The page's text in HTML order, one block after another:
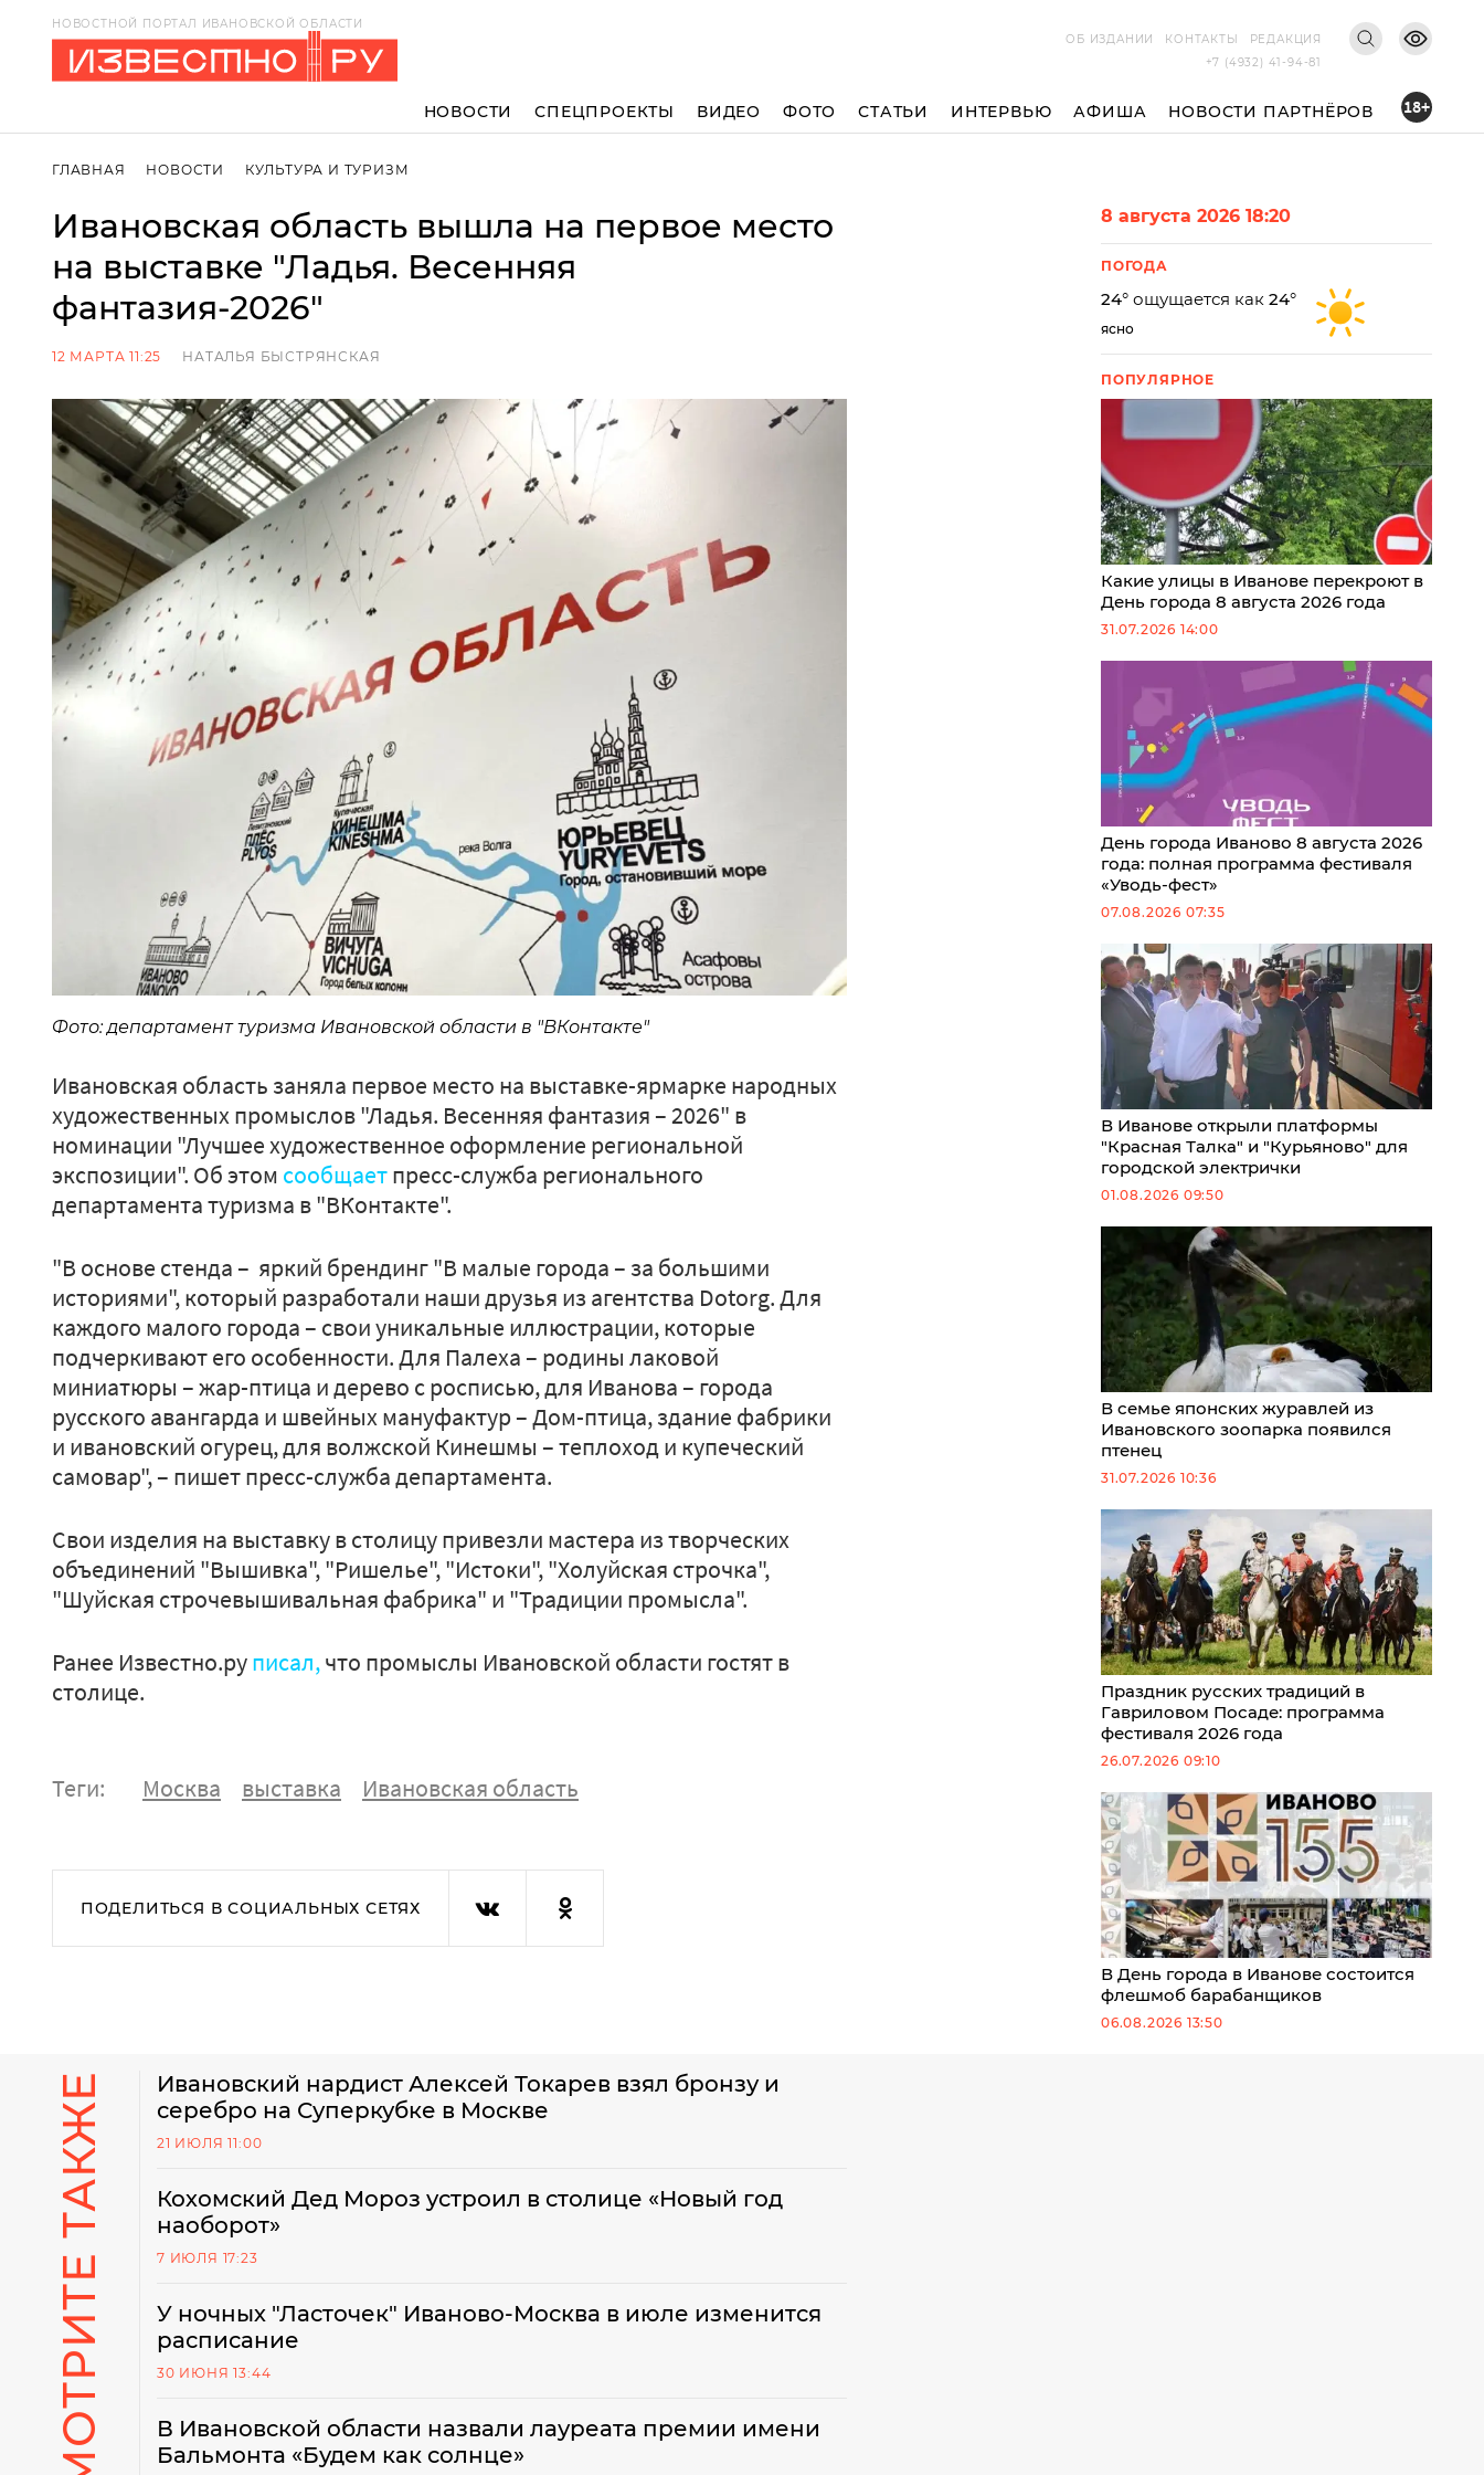
НОВОСТНОЙ ПОРТАЛ ИВАНОВСКОЙ ОБЛАСТИ
ОБ ИЗДАНИИ
КОНТАКТЫ
РЕДАКЦИЯ
+7 (4932) 41-94-81
НОВОСТИ СПЕЦПРОЕКТЫ ВИДЕО ФОТО СТАТЬИ ИНТЕРВЬЮ АФИША НОВОСТИ ПАРТНЁРОВ 18+
ГЛАВНАЯ НОВОСТИ КУЛЬТУРА И ТУРИЗМ
Ивановская область вышла на первое место
на выставке "Ладья. Весенняя
фантазия-2026"
12 МАРТА 11:25 НАТАЛЬЯ БЫСТРЯНСКАЯ
Фото: департамент туризма Ивановской области в "ВКонтакте"
Ивановская область заняла первое место на выставке-ярмарке народных
художественных промыслов "Ладья. Весенняя фантазия – 2026" в
номинации "Лучшее художественное оформление региональной
экспозиции". Об этом сообщаетпресс-служба регионального
департамента туризма в "ВКонтакте".
"В основе стенда – яркий брендинг "В малые города – за большими
историями", который разработали наши друзья из агентства Dotorg. Для
каждого малого города – свои уникальные иллюстрации, которые
подчеркивают его особенности. Для Палеха – родины лаковой
миниатюры – жар-птица и дерево с росписью, для Иванова – города
русского авангарда и швейных мануфактур – Дом-птица, здание фабрики
и ивановский огурец, для волжской Кинешмы – теплоход и купеческий
самовар", – пишет пресс-служба департамента.
Свои изделия на выставку в столицу привезли мастера из творческих
объединений "Вышивка", "Ришелье", "Истоки", "Холуйская строчка",
"Шуйская строчевышивальная фабрика" и "Традиции промысла".
Ранее Известно.руписал,что промыслы Ивановской области гостят в
столице.
Теги: Москва выставка Ивановская область
ПОДЕЛИТЬСЯ В СОЦИАЛЬНЫХ СЕТЯХ
8 августа 2026 18:20
ПОГОДА
24° ощущается как 24°
ясно
ПОПУЛЯРНОЕ
Какие улицы в Иванове перекроют в
День города 8 августа 2026 года
31.07.2026 14:00
День города Иваново 8 августа 2026
года: полная программа фестиваля
«Уводь-фест»
07.08.2026 07:35
В Иванове открыли платформы
"Красная Талка" и "Курьяново" для
городской электрички
01.08.2026 09:50
В семье японских журавлей из
Ивановского зоопарка появился
птенец
31.07.2026 10:36
Праздник русских традиций в
Гавриловом Посаде: программа
фестиваля 2026 года
26.07.2026 09:10
В День города в Иванове состоится
флешмоб барабанщиков
06.08.2026 13:50
СМОТРИТЕ ТАКЖЕ
Ивановский нардист Алексей Токарев взял бронзу и
серебро на Суперкубке в Москве
21 ИЮЛЯ 11:00
Кохомский Дед Мороз устроил в столице «Новый год
наоборот»
7 ИЮЛЯ 17:23
У ночных "Ласточек" Иваново-Москва в июле изменится
расписание
30 ИЮНЯ 13:44
В Ивановской области назвали лауреата премии имени
Бальмонта «Будем как солнце»